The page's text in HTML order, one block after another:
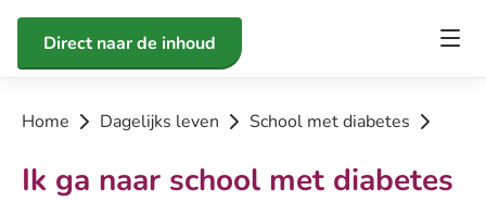
Direct naar de inhoud
Home Dagelijks leven School met diabetes
Ik ga naar school met diabetes